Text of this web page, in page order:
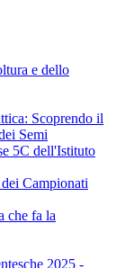
e dello
Scoprendo il
Semi
5C dell'Istituto
Campionati
che fa la
2025 -